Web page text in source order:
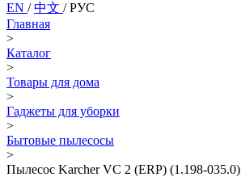
EN /中文 /РУС
Главная
>
Каталог
>
Товары для дома
>
Гаджеты для уборки
>
Бытовые пылесосы
>
Пылесос Karcher VC 2 (ERP) (1.198-035.0)